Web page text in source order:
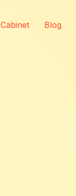
Cabinet Blog